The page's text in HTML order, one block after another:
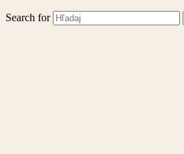
Search for